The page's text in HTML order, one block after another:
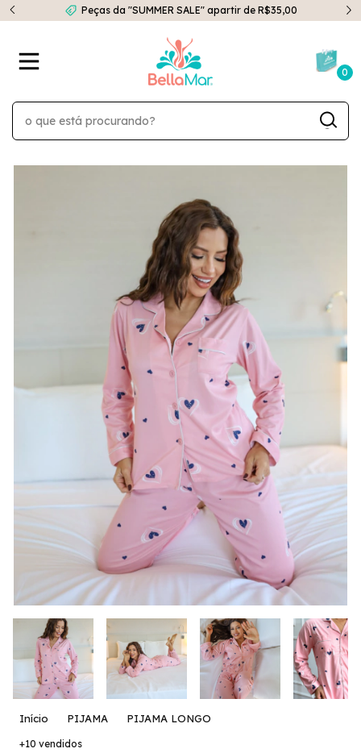
Peças da "SUMMER SALE" apartir de R$35,00
0
Início PIJAMA PIJAMA LONGO
+10 vendidos